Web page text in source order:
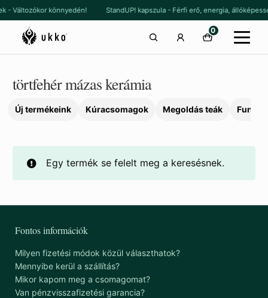
Ugrás
a
navigációhoz
Kilépés
a
tartalomba
- Változókor könnyedén! StandUP! kapszula - Férfi erő, energia,
0
Egy termék se felelt meg a keresésnek.
törtfehér mázas kerámia
Új termékeink Kúracsomagok Megoldás teák
Fontos információk
Milyen fizetési módok közül választhatok?
Mennyibe kerül a szállítás?
Mikor kapom meg a csomagomat?
Van pénzvisszafizetési garancia?